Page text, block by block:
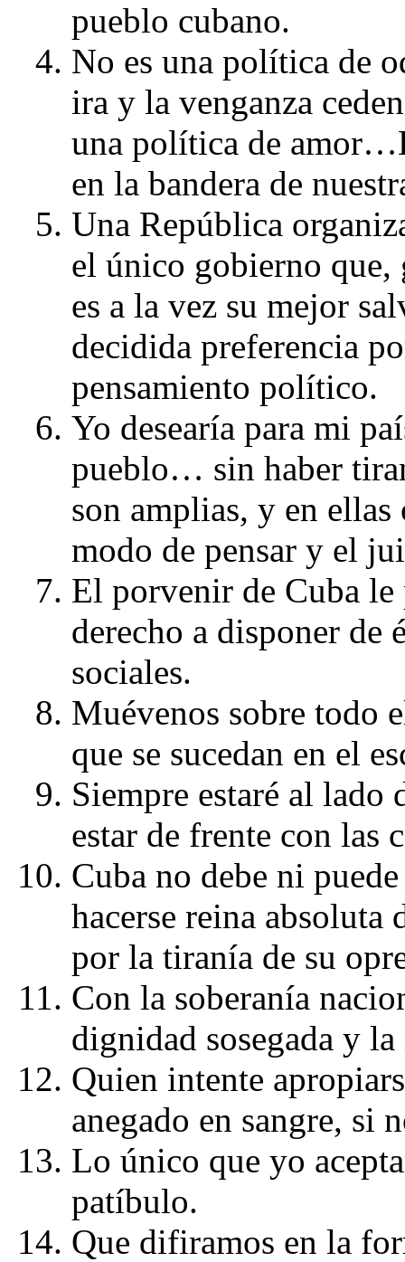
pueblo cubano.
No es una política de
ira y la venganza
una política de
en la bandera de
Una República
el único gobierno que,
es a la vez su mejor
decidida preferencia
pensamiento político.
Yo desearía para mi
pueblo… sin haber
son amplias, y en ellas
modo de pensar y el
El porvenir de Cuba le
derecho a disponer de
sociales.
Muévenos sobre todo
que se sucedan en el
Siempre estaré al
estar de frente con las
Cuba no debe ni
hacerse reina absoluta
por la tiranía de su
Con la soberanía
dignidad sosegada y
Quien intente
anegado en sangre, si
Lo único que yo
patíbulo.
Que difiramos en la